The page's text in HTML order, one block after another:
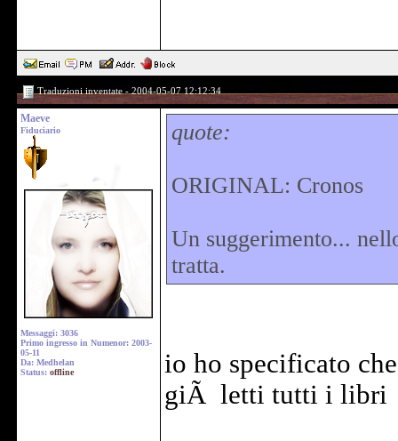
Traduzioni inventate - 2004-05-07 12:12:34
Maeve
Fiduciario
Messaggi: 3036
Primo ingresso in Numenor: 2003-
05-11
Da: Medhelan
Status: offline
quote:
ORIGINAL: Cronos
Un suggerimento...
tratta.
io ho specificato
giÃ letti tutti i libri